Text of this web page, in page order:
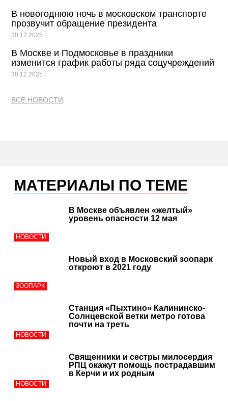
В новогоднюю ночь в московском транспорте
прозвучит обращение президента
30.12.2025 г.
В Москве и Подмосковье в праздники
изменится график работы ряда соцучреждений
30.12.2025 г.
ВСЕ НОВОСТИ
МАТЕРИАЛЫ ПО ТЕМЕ
НОВОСТИ
В Москве объявлен «желтый»
уровень опасности 12 мая
ЗООПАРК
Новый вход в Московский зоопарк
откроют в 2021 году
НОВОСТИ
Станция «Пыхтино» Калининско-
Солнцевской ветки метро готова
почти на треть
НОВОСТИ
Священники и сестры милосердия
РПЦ окажут помощь пострадавшим
в Керчи и их родным